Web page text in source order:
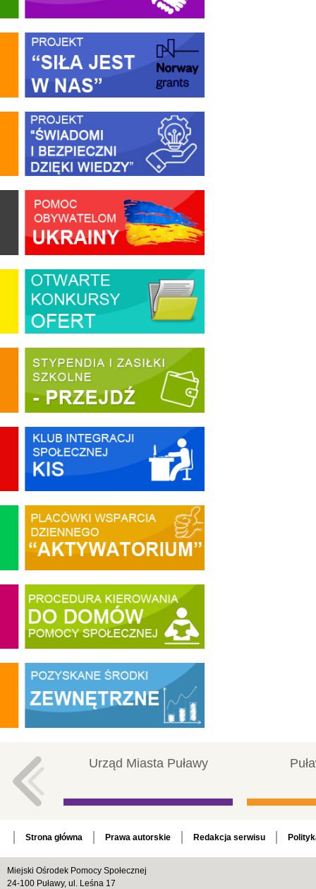
Urząd Miasta Puławy
Strona główna Prawa autorskie Redakcja serwisu
Miejski Ośrodek Pomocy Społecznej
24-100 Puławy, ul. Leśna 17